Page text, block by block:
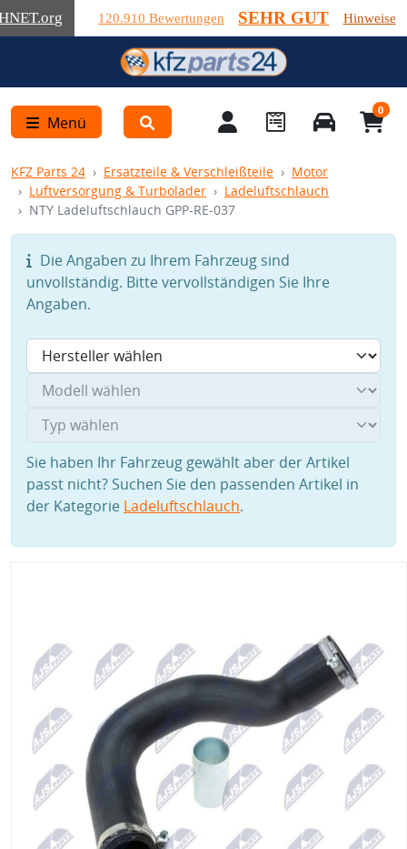
.org 120.910 Bewertungen SEHR GUT Hinweise
Menü
0
KFZ Parts 24 Ersatzteile & Verschleißteile
Motor
Luftversorgung & Turbolader
Ladeluftschlauch
NTY Ladeluftschlauch GPP-RE-037
Die Angaben zu Ihrem Fahrzeug sind
unvollständig. Bitte vervollständigen Sie Ihre
Angaben.
Sie haben Ihr Fahrzeug gewählt aber der Artikel
passt nicht? Suchen Sie den passenden Artikel in
der Kategorie Ladeluftschlauch.